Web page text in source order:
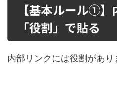
【基本ルール①
「役割」で貼る
内部リンクには役割があり